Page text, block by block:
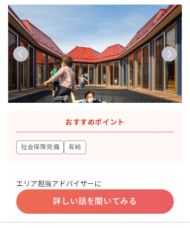
おすすめポイント
社会保険完備 有給
エリア担当アドバイザーに
詳しい話を聞いてみる